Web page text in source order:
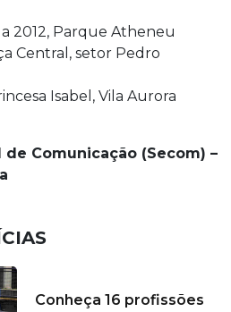
2012, Parque Atheneu
Central, setor Pedro
Isabel, Vila Aurora
Comunicação (Secom) –
Conheça 16 profissões